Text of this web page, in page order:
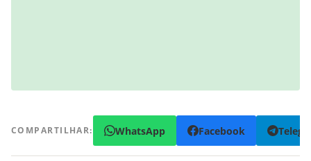
COMPARTILHAR: WhatsApp Facebook